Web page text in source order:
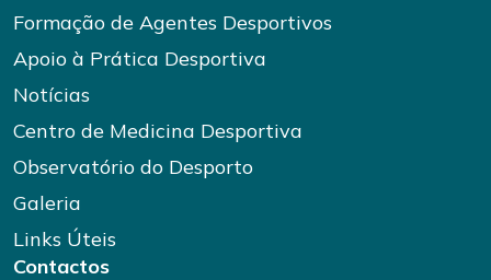
Formação de Agentes Desportivos
Apoio à Prática Desportiva
Notícias
Centro de Medicina Desportiva
Observatório do Desporto
Galeria
Links Úteis
Contactos